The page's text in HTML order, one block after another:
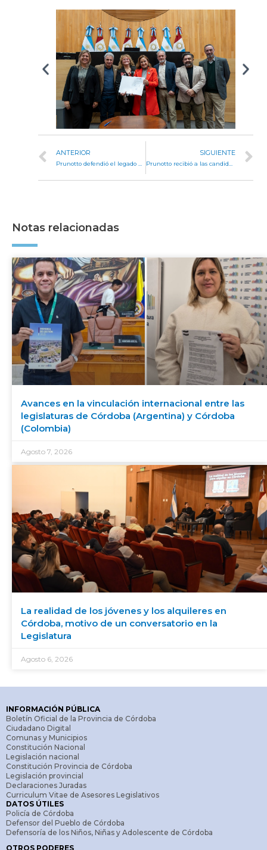
ANTERIOR
Prunotto defendió el legado de Páez Molina y llamó a priorizar a los cordobeses por encima de las diferencias políticas
SIGUIENTE
Prunotto recibió a las candidatas a dirigir el Colegio Monserrat en una elección histórica para la institución
Notas relacionadas
Avances en la vinculación internacional entre las
legislaturas de Córdoba (Argentina) y Córdoba
(Colombia)
Agosto 7, 2026
La realidad de los jóvenes y los alquileres en
Córdoba, motivo de un conversatorio en la
Legislatura
Agosto 6, 2026
INFORMACIÓN PÚBLICA
Boletín Oficial de la Provincia de Córdoba
Ciudadano Digital
Comunas y Municipios
Constitución Nacional
Legislación nacional
Constitución Provincia de Córdoba
Legislación provincial
Declaraciones Juradas
Curriculum Vitae de Asesores Legislativos
DATOS ÚTILES
Policía de Córdoba
Defensor del Pueblo de Córdoba
Defensoría de los Niños, Niñas y Adolescente de Córdoba
OTROS PODERES